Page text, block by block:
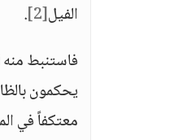
الفيل[2]
.
فاستنبط منه
يحكمون
معتكفاً في